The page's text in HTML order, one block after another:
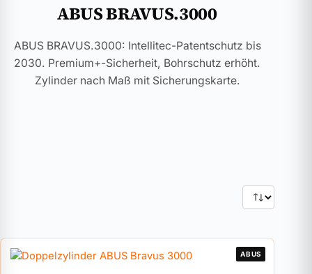
ABUS BRAVUS.3000
ABUS BRAVUS.3000: Intellitec-Patentschutz bis
2030. Premium+-Sicherheit, Bohrschutz erhöht.
Zylinder nach Maß mit Sicherungskarte.
ABUS